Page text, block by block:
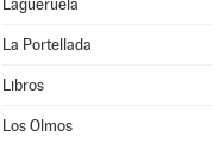
Lagueruela
La Portellada
Libros
Los Olmos